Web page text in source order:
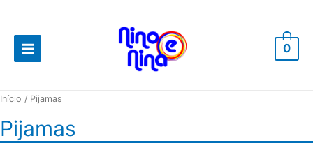
0
Início / Pijamas
Pijamas